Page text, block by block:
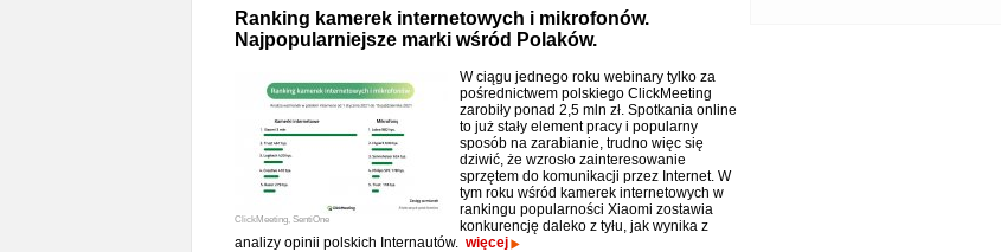
Ranking kamerek internetowych i mikrofonów.
Najpopularniejsze marki wśród Polaków.
ClickMeeting, SentiOne
W ciągu jednego roku webinary tylko za
pośrednictwem polskiego ClickMeeting
zarobiły ponad 2,5 mln zł. Spotkania online
to już stały element pracy i popularny
sposób na zarabianie, trudno więc się
dziwić, że wzrosło zainteresowanie
sprzętem do komunikacji przez Internet. W
tym roku wśród kamerek internetowych w
rankingu popularności Xiaomi zostawia
konkurencję daleko z tyłu, jak wynika z
analizy opinii polskich Internautów. więcej